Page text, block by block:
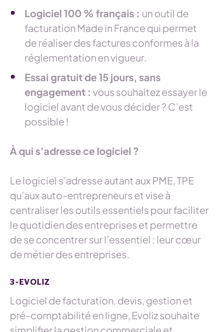
Logiciel 100 % français : un outil de
facturation Made in France qui permet
de réaliser des factures conformes à la
réglementation en vigueur.
Essai gratuit de 15 jours, sans
engagement : vous souhaitez essayer le
logiciel avant de vous décider ? C’est
possible !
À qui s’adresse ce logiciel ?
Le logiciel s’adresse autant aux PME, TPE
qu’aux auto-entrepreneurs et vise à
centraliser les outils essentiels pour faciliter
le quotidien des entreprises et permettre
de se concentrer sur l’essentiel : leur cœur
de métier des entreprises.
3-EVOLIZ
Logiciel de facturation, devis, gestion et
pré-comptabilité en ligne, Evoliz souhaite